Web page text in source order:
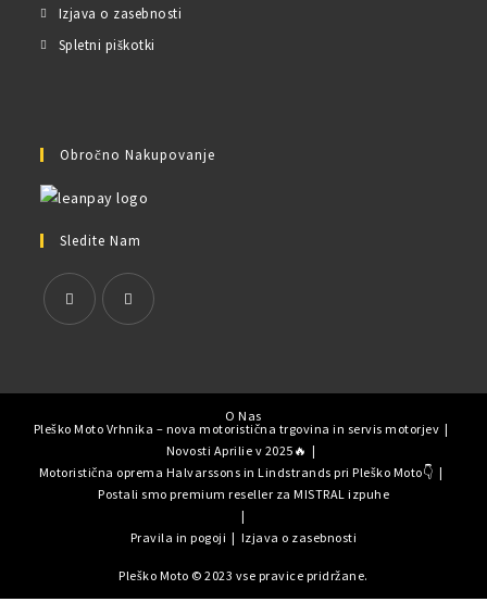
Izjava o zasebnosti
Spletni piškotki
Obročno Nakupovanje
Sledite Nam
O Nas
Pleško Moto Vrhnika – nova motoristična trgovina in servis motorjev
Novosti Aprilie v 2025🔥
Motoristična oprema Halvarssons in Lindstrands pri Pleško Moto👇
Postali smo premium reseller za MISTRAL izpuhe
Pravila in pogoji Izjava o zasebnosti
Pleško Moto © 2023 vse pravice pridržane.